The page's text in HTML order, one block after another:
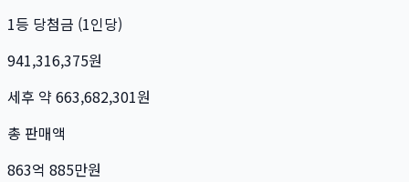
1등 당첨금 (1인당)
941,316,375원
세후 약 663,682,301원
총 판매액
863억 885만원